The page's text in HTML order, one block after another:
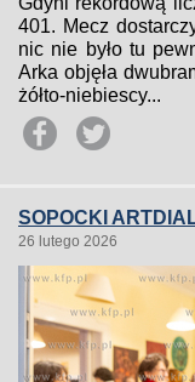
401. Mecz
nic nie było tu
Arka objęła
żółto-niebiescy...
SOPOCKI
26 lutego 2026